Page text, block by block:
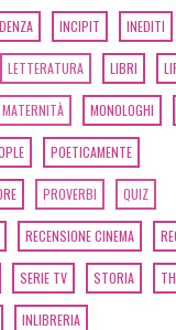
INCIPIT INEDITI
LETTERATURA LIBRI
MATERNITÀ MONOLOGHI
POETICAMENTE
PROVERBI QUIZ
RECENSIONE CINEMA
SERIE TV STORIA
INLIBRERIA